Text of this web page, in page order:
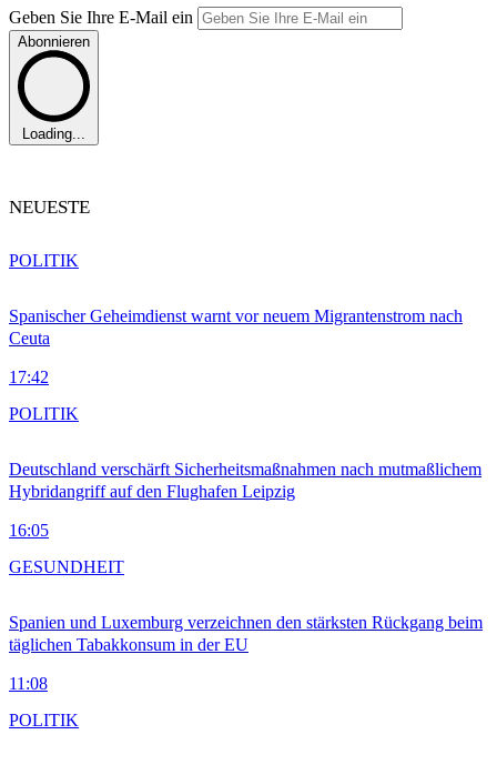
Geben Sie Ihre E-Mail ein
Abonnieren
Loading...
NEUESTE
Spanischer Geheimdienst warnt vor neuem Migrantenstrom nach
Ceuta
17:42
POLITIK
Deutschland verschärft Sicherheitsmaßnahmen nach mutmaßlichem
Hybridangriff auf den Flughafen Leipzig
16:05
POLITIK
Spanien und Luxemburg verzeichnen den stärksten Rückgang beim
täglichen Tabakkonsum in der EU
11:08
GESUNDHEIT
POLITIK